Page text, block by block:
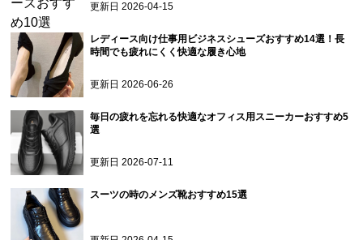
更新日2026-04-15
レディース向け仕事用ビジネスシューズおすすめ14選！長
時間でも疲れにくく快適な履き心地
更新日2026-06-26
毎日の疲れを忘れる快適なオフィス用スニーカーおすすめ5
選
更新日2026-07-11
スーツの時のメンズ靴おすすめ15選